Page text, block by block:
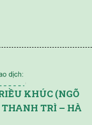
KHÚC (NGÕ
TRÌ – HÀ